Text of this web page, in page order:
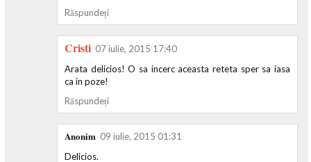
Răspundeți
Cristi 07 iulie, 2015 17:40
Arata delicios! O sa incerc aceasta reteta sper sa iasa
ca in poze!
Răspundeți
Anonim 09 iulie, 2015 01:31
Delicios.